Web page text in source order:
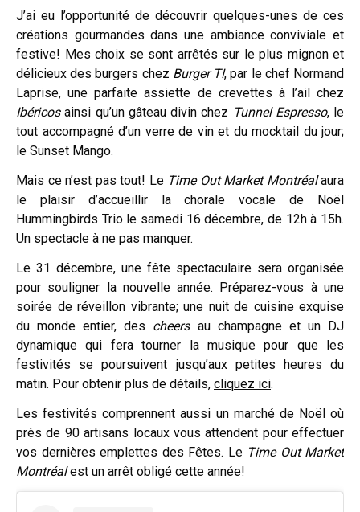
J’ai eu l’opportunité de découvrir quelques-unes de ces
créations gourmandes dans une ambiance conviviale et
festive! Mes choix se sont arrêtés sur le plus mignon et
délicieux des burgers chez Burger T!, par le chef Normand
Laprise, une parfaite assiette de crevettes à l’ail chez
Ibéricosainsi qu’un gâteau divin chez Tunnel Espresso, le
tout accompagné d’un verre de vin et du mocktail du jour;
le Sunset Mango.
Mais ce n’est pas tout! Le Time Out Market Montréalaura
le plaisir d’accueillir la chorale vocale de Noël
Hummingbirds Trio le samedi 16 décembre, de 12h à 15h.
Un spectacle à ne pas manquer.
Le 31 décembre, une fête spectaculaire sera organisée
pour souligner la nouvelle année. Préparez-vous à une
soirée de réveillon vibrante; une nuit de cuisine exquise
du monde entier, des cheersau champagne et un DJ
dynamique qui fera tourner la musique pour que les
festivités se poursuivent jusqu’aux petites heures du
matin. Pour obtenir plus de détails, cliquez ici.
Les festivités comprennent aussi un marché de Noël où
près de 90 artisans locaux vous attendent pour effectuer
vos dernières emplettes des Fêtes. Le Time Out Market
Montréalest un arrêt obligé cette année!